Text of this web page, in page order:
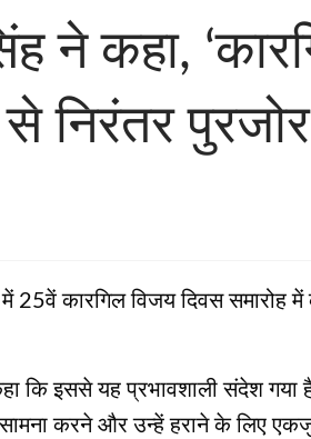
ने कहा,
पुरजोर
कारगिल विजय दिवस समारोह में
कि इससे यह प्रभावशाली संदेश
सामना करने और उन्हें हराने के लिए